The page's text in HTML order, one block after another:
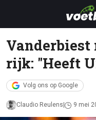
rijk: "Heeft
Volg ons op Google
Claudio Reulens 9 mei